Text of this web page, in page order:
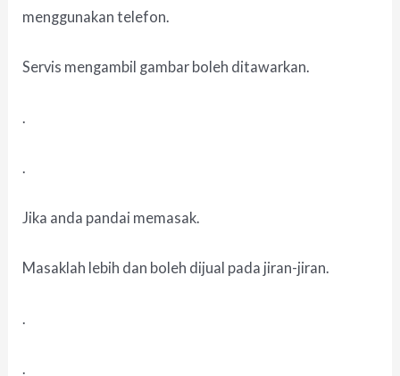
menggunakan telefon.
Servis mengambil gambar boleh ditawarkan.
.
Jika anda pandai memasak.
Masaklah lebih dan boleh dijual pada jiran-jiran.
.